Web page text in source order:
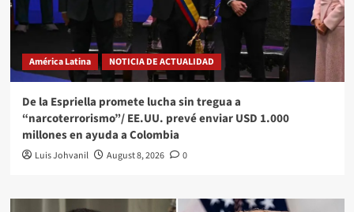
América Latina NOTICIA DE ACTUALIDAD
De la Espriella promete lucha sin tregua a
“narcoterrorismo”/ EE.UU. prevé enviar USD 1.000
millones en ayuda a Colombia
Luis Johvanil August 8, 2026 0